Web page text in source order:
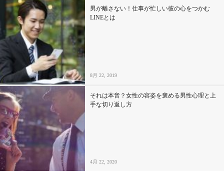
男が離さない！仕事が忙しい彼の心をつかむ
LINEとは
8月 22, 2019
それは本音？女性の容姿を褒める男性心理と上
手な切り返し方
4月 22, 2020